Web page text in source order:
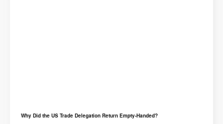
Why Did the US Trade Delegation Return Empty-Handed?